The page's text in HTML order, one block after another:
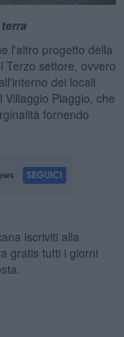
l'altro progetto della
Terzo settore, ovvero
dei locali
Piaggio, che
fornendo
iscriviti alla
gratis tutti i giorni